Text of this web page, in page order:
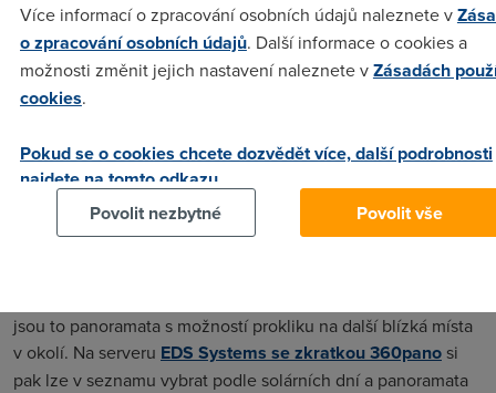
jsou to panoramata s možností prokliku na další blízká místa
v okolí. Na serveru EDS Systems se zkratkou 360pano si
pak lze v seznamu vybrat podle solárních dní a panoramata
Více informací o zpracování osobních údajů naleznete v
o zpracování osobních údajů. Další informace o cookies a
možnosti změnit jejich nastavení naleznete vZásadách
cookies.
Pokud se o cookies chcete dozvědět více, další podrobnosti
najdete na tomto odkazu.
Povolit nezbytné
Povolit vše